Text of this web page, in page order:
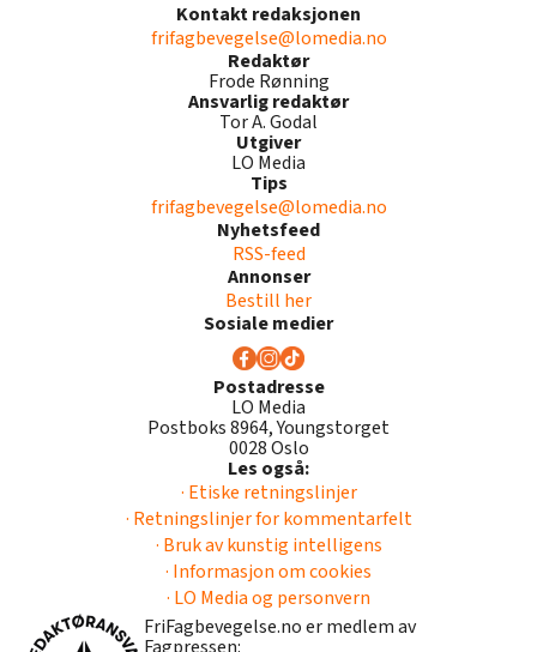
Kontakt redaksjonen
frifagbevegelse@lomedia.no
Redaktør
Frode Rønning
Ansvarlig redaktør
Tor A. Godal
Utgiver
LO Media
Tips
frifagbevegelse@lomedia.no
Nyhetsfeed
RSS-feed
Annonser
Bestill her
Sosiale medier
Postadresse
LO Media
Postboks 8964, Youngstorget
0028 Oslo
Les også:
· Etiske retningslinjer
· Retningslinjer for kommentarfelt
· Bruk av kunstig intelligens
· Informasjon om cookies
· LO Media og personvern
FriFagbevegelse.no er medlem av